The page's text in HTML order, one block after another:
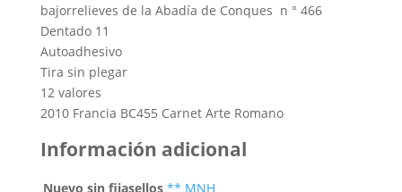
bajorrelieves de la Abadía de Conques n ° 466
Dentado 11
Autoadhesivo
Tira sin plegar
12 valores
2010 Francia BC455 Carnet Arte Romano
Información adicional
Nuevo sin fijasellos ** MNH